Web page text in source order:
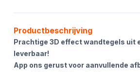
Product informatie
Productbeschrijving
Prachtige 3D effect wandtegels uit
leverbaar!
App ons gerust voor aanvullende